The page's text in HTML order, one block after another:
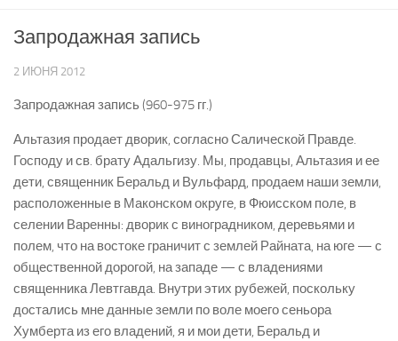
Запродажная запись
2 ИЮНЯ 2012
Запродажная запись (960-975 гг.)
Альтазия продает дворик, согласно Салической Правде.
Господу и св. брату Адальгизу. Мы, продавцы, Альтазия и ее
дети, священник Беральд и Вульфард, продаем наши земли,
расположенные в Маконском округе, в Фюисском поле, в
селении Варенны: дворик с виноградником, деревьями и
полем, что на востоке граничит с землей Райната, на юге — с
общественной дорогой, на западе — с владениями
священника Левтгавда. Внутри этих рубежей, поскольку
достались мне данные земли по воле моего сеньора
Хумберта из его владений, я и мои дети, Беральд и